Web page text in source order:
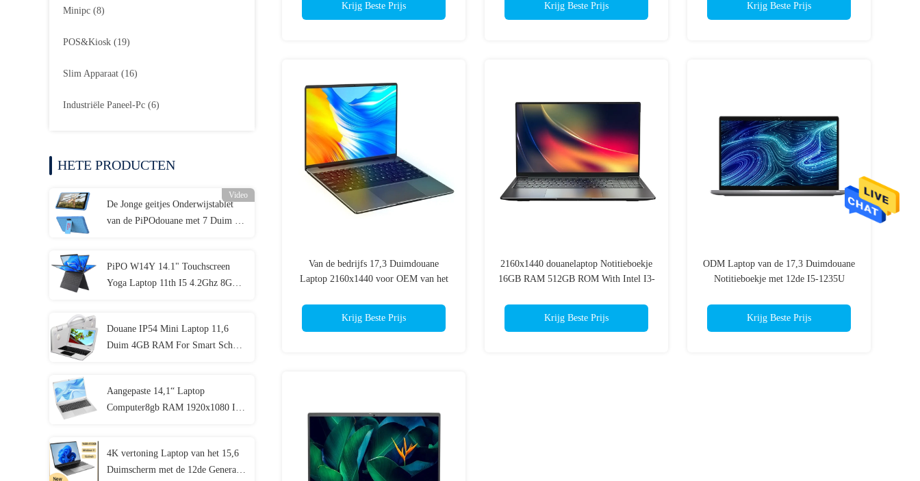
Minipc (8)
POS&Kiosk (19)
Slim Apparaat (16)
Industriële Paneel-Pc (6)
HETE PRODUCTEN
Video
De Jonge geitjes Onderwijstablet
van de PiPOdouane met 7 Duim 8
PiPO W14Y 14.1" Touchscreen
Yoga Laptop 11th I5 4.2Ghz 8GB
Douane IP54 Mini Laptop 11,6
Duim 4GB RAM For Smart School
Aangepaste 14,1“ Laptop
Computer8gb RAM 1920x1080 IPS
4K vertoning Laptop van het 15,6
Duimscherm met de 12de Generatie
Krijg Beste Prijs Krijg Beste Prijs Krijg Beste Prijs
Van de bedrijfs 17,3 Duimdouane
Laptop 2160x1440 voor OEM van het
Krijg Beste Prijs
2160x1440 douanelaptop Notitieboekje
16GB RAM 512GB ROM With Intel I3-
Krijg Beste Prijs
ODM Laptop van de 17,3 Duimdouane
Notitieboekje met 12de I5-1235U
Krijg Beste Prijs